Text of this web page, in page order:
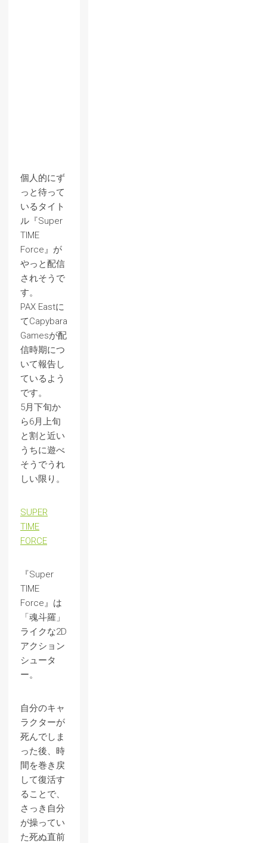
個人的にず
っと待って
いるタイト
ル『Super
TIME
Force』が
やっと配信
されそうで
す。
PAX Eastに
てCapybara
Gamesが配
信時期につ
いて報告し
ているよう
です。
5月下旬か
ら6月上旬
と割と近い
うちに遊べ
そうでうれ
しい限り。
SUPER
TIME
FORCE
『Super
TIME
Force』は
「魂斗羅」
ライクな2D
アクション
シュータ
ー。
自分のキャ
ラクターが
死んでしま
った後、時
間を巻き戻
して復活す
ることで、
さっき自分
が操ってい
た死ぬ直前